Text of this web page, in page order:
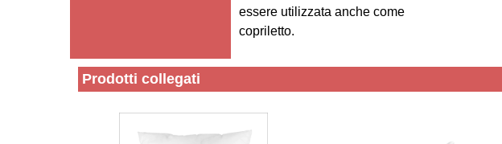
essere utilizzata anche come
copriletto.
Prodotti collegati